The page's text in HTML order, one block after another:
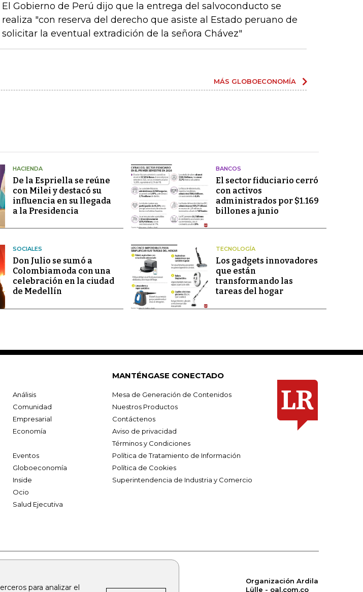
para analizar el
El Gobierno de Perú dijo que la entrega del salvoconducto se
realiza "con reserva del derecho que asiste al Estado peruano de
solicitar la eventual extradición de la señora Chávez"
MÁS GLOBOECONOMÍA
HACIENDA
De la Espriella se reúne
con Milei y destacó su
influencia en su llegada
a la Presidencia
BANCOS
El sector fiduciario cerró
con activos
administrados por $1.169
billones a junio
SOCIALES
Don Julio se sumó a
Colombiamoda con una
celebración en la ciudad
de Medellín
TECNOLOGÍA
Los gadgets innovadores
que están
transformando las
tareas del hogar
Análisis
Comunidad
Empresarial
Economía
Eventos
Globoeconomía
Inside
Ocio
Salud Ejecutiva
MANTÉNGASE CONECTADO
Mesa de Generación de Contenidos
Nuestros Productos
Contáctenos
Aviso de privacidad
Términos y Condiciones
Política de Tratamiento de Información
Política de Cookies
Superintendencia de Industria y Comercio
bolsaencolombia.com
Organización Ardila
Lülle - oal.com.co